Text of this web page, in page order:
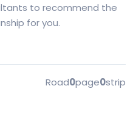
to recommend the
for you.
Road0page0strip